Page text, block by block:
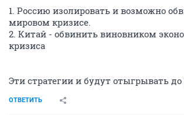
1. Россию изолировать и возможно
мировом кризисе.
2. Китай - обвинить виновником
кризиса
Эти стратегии и будут отыгрывать до
ОТВЕТИТЬ